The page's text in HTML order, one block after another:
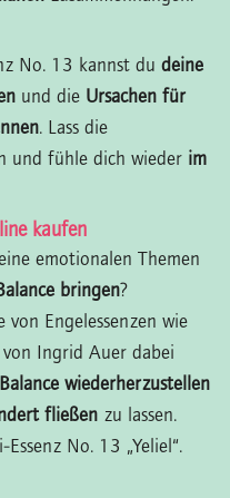
No. 13 kannst du deine
und die Ursachen für
. Lass die
und fühle dich wieder im
kaufen
emotionalen Themen
bringen?
Engelessenzen wie
Ingrid Auer dabei
Balance wiederherzustellen
fließen zu lassen.
No. 13 „Yeliel“.